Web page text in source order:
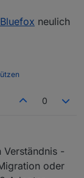
löschen? Wird
Zeilenumbruch
Bluefox neulich
0
Verständnis -
oder